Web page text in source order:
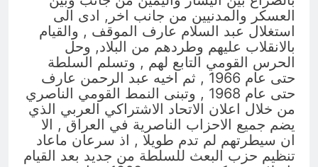
العسكر والمدنيين من جانب اخر, ادى الى
استغلال عبد السلام عارف الموقف , والقيام
بالانقلاب عليهم وطردهم من البلاد, وحل
الحرس القومي التابع لهم , وتسلم السلطة
حتى عام 1966 , ثم اخيه عبد الرحمن عارف
حتى عام 1968 , وتبنى النمط القومي الناصري
من خلال اعلان الاتحاد الاشتراكي العربي الذي
يضم جميع الاحزاب الناصرية في العراق , الا
ان سيطرتهم لم تدم طويلا , اذ سرعان ماعاد
تنظيم حزب البعث للسلطة من جديد بعد القيام